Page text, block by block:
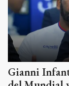
Gianni